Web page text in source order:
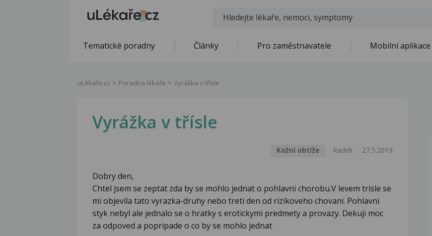
Tematické poradny Články Pro zaměstnavatele Mobilní aplikace
uLékaře.cz Poradna lékaře Vyrážka v třísle
Vyrážka v třísle
Kožní obtíže Radek 27.5.2019
Dobry den,
Chtel jsem se zeptat zda by se mohlo jednat o pohlavni chorobu.V levem trisle se
mi objevila tato vyrazka-druhy nebo treti den od rizikoveho chovani. Pohlavni
styk nebyl ale jednalo se o hratky s erotickymi predmety a provazy. Dekuji moc
za odpoved a popripade o co by se mohlo jednat